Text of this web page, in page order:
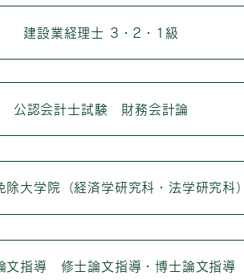
建設業経理士 3・2・1級
公認会計士試験 財務会計論
除大学院（経済学研究科・法学研究科）
文指導 修士論文指導・博士論文指導